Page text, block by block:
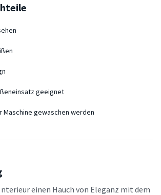
geeignet
Maschine gewaschen werden
einen Hauch von Eleganz mit dem